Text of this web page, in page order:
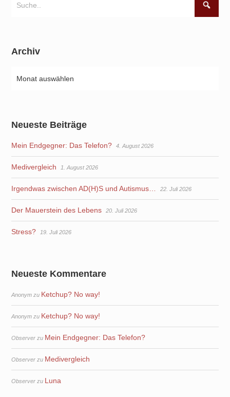
Archiv
Neueste Beiträge
Mein Endgegner: Das Telefon? 4. August 2026
Medivergleich 1. August 2026
Irgendwas zwischen AD(H)S und Autismus… 22. Juli 2026
Der Mauerstein des Lebens 20. Juli 2026
Stress? 19. Juli 2026
Neueste Kommentare
Anonym zu Ketchup? No way!
Anonym zu Ketchup? No way!
Observer zu Mein Endgegner: Das Telefon?
Observer zu Medivergleich
Observer zu Luna